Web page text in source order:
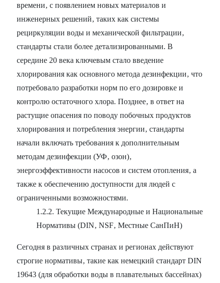
времени‚ с появлением новых материалов и
инженерных решений‚ таких как системы
рециркуляции воды и механической фильтрации‚
стандарты стали более детализированными. В
середине 20 века ключевым стало введение
хлорирования как основного метода дезинфекции‚ что
потребовало разработки норм по его дозировке и
контролю остаточного хлора. Позднее‚ в ответ на
растущие опасения по поводу побочных продуктов
хлорирования и потребления энергии‚ стандарты
начали включать требования к дополнительным
методам дезинфекции (УФ‚ озон)‚
энергоэффективности насосов и систем отопления‚ а
также к обеспечению доступности для людей с
ограниченными возможностями.
1.2.2. Текущие Международные и Национальные
Нормативы (DIN‚ NSF‚ Местные СанПиН)
Сегодня в различных странах и регионах действуют
строгие нормативы‚ такие как немецкий стандарт DIN
19643 (для обработки воды в плавательных бассейнах)